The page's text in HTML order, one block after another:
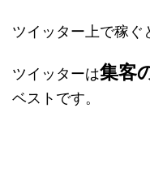
ツイッター上で稼ぐ
ツイッターは集客
ベストです。